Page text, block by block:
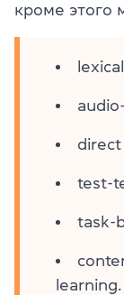
кроме этого
direct
test-
task-
learning.